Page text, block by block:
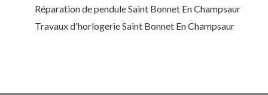
Réparation de pendule Saint Bonnet En Champsaur
Travaux d'horlogerie Saint Bonnet En Champsaur